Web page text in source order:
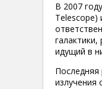
В 2007
Telescope)
идущий в
Последняя
излучения